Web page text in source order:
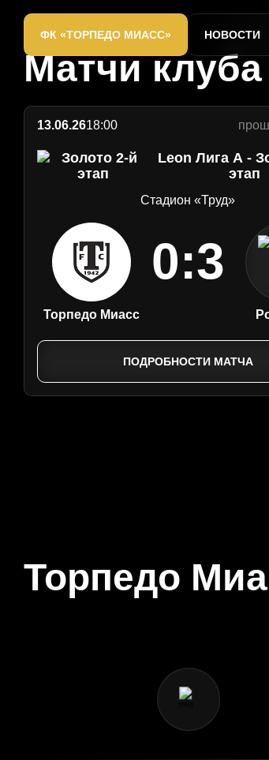
ФК «ТОРПЕДО МИАСС» НОВОСТИ
сайт
«Торпедо»
Миасс
Завершаем
Матчи клуба
13.06.2618:00
Leon Лига А -
этап
Стадион «Труд»
Торпедо Миасс
0:3
ПОДРОБНОСТИ МАТЧА
Торпедо